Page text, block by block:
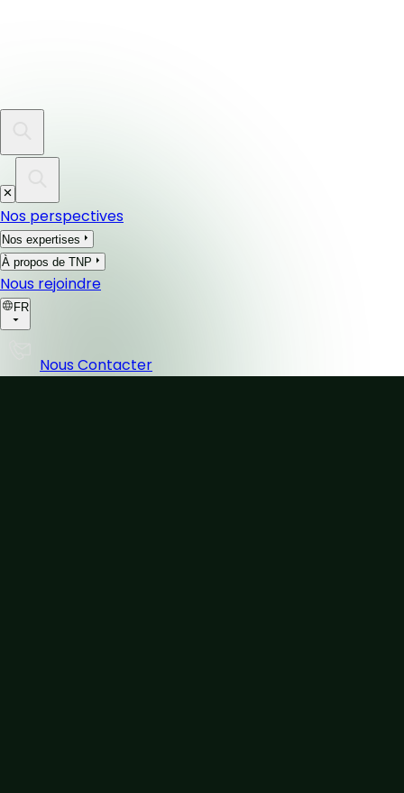
Nos perspectives
Nos expertises
À propos de TNP
Nous rejoindre
FR
Nous Contacter